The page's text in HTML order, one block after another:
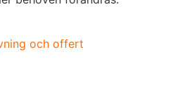
och offert